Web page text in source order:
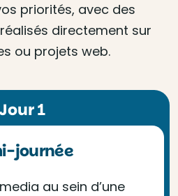
priorités, avec des
directement sur
ou projets web.
1
journée
au sein d’une